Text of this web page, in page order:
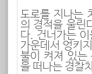
도로를 지나는
의 경적을 울린
다. 건너가는
가운데서 엉키
불이 켜져 있는
을 떠나는 경찰